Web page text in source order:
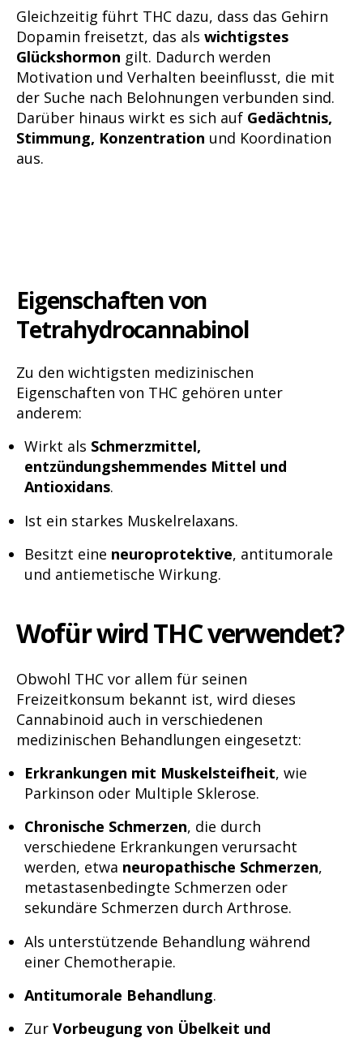
Gleichzeitig führt THC dazu, dass das Gehirn
Dopamin freisetzt, das als wichtigstes
Glückshormon gilt. Dadurch werden
Motivation und Verhalten beeinflusst, die mit
der Suche nach Belohnungen verbunden sind.
Darüber hinaus wirkt es sich auf Gedächtnis,
Stimmung, Konzentration und Koordination
aus.
Eigenschaften von
Tetrahydrocannabinol
Zu den wichtigsten medizinischen
Eigenschaften von THC gehören unter
anderem:
Wirkt als Schmerzmittel,
entzündungshemmendes Mittel und
Antioxidans.
Ist ein starkes Muskelrelaxans.
Besitzt eine neuroprotektive, antitumorale
und antiemetische Wirkung.
Wofür wird THC verwendet?
Obwohl THC vor allem für seinen
Freizeitkonsum bekannt ist, wird dieses
Cannabinoid auch in verschiedenen
medizinischen Behandlungen eingesetzt:
Erkrankungen mit Muskelsteifheit, wie
Parkinson oder Multiple Sklerose.
Chronische Schmerzen, die durch
verschiedene Erkrankungen verursacht
werden, etwa neuropathische Schmerzen,
metastasenbedingte Schmerzen oder
sekundäre Schmerzen durch Arthrose.
Als unterstützende Behandlung während
einer Chemotherapie.
Antitumorale Behandlung.
Zur Vorbeugung von Übelkeit und